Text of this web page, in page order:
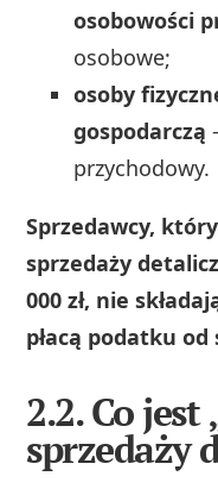
osobowości
osobowe;
osoby
gospodarczą
przychodowy.
Sprzedawcy,
sprzedaży
000 zł, nie
płacą podatku
2.2. Co
sprzedaży